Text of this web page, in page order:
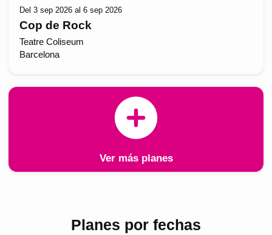
Del 3 sep 2026 al 6 sep 2026
Cop de Rock
Teatre Coliseum
Barcelona
Ver más planes
Planes por fechas